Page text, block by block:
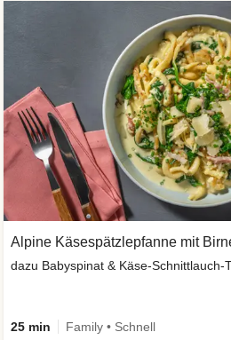
Alpine Käsespätzlepfanne mit
dazu Babyspinat & Käse-Schnittlauch-
25 min Family • Schnell